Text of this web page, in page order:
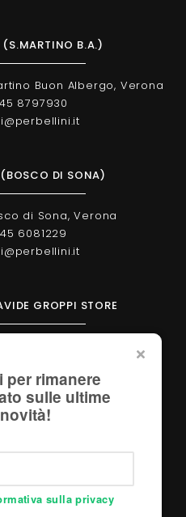
B.A.)
Buon Albergo, Verona
8797930
DI SONA)
di Sona, Verona
6081229
GROPPI STORE
S.r.l. - P.IVA
31/A - 37060, Castel
(Verona)
per rimanere
sulle ultime
novità!
sulla privacy